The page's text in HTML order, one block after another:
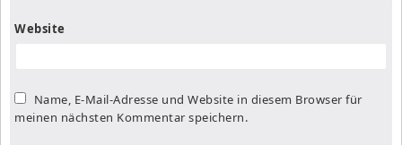
Website
Name, E-Mail-Adresse und Website in diesem Browser für
meinen nächsten Kommentar speichern.